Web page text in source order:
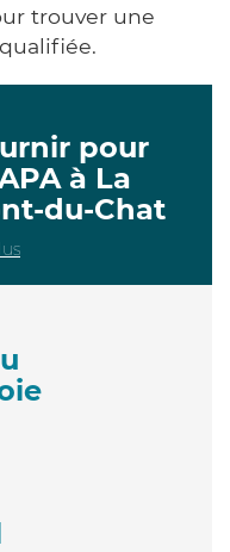
trouver une
pour
à La
du-Chat